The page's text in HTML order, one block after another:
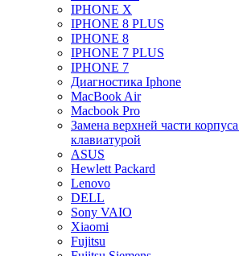
IPHONE X
IPHONE 8 PLUS
IPHONE 8
IPHONE 7 PLUS
IPHONE 7
Диагностика Iphone
MacBook Air
Macbook Pro
Замена верхней части
клавиатурой
ASUS
Hewlett Packard
Lenovo
DELL
Sony VAIO
Xiaomi
Fujitsu